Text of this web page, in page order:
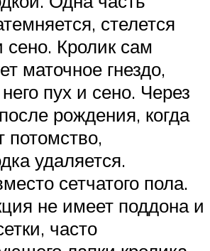
стелется
сено. Кролик сам
маточное гнездо,
пух и сено. Через
рождения, когда
потомство,
удаляется.
сетчатого пола.
не имеет поддона и
часто